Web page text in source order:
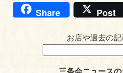
ce
bo
wi
tte
ne at
en
a
oc
ke
t
Share Post
お店や過去の
三条会ニュース